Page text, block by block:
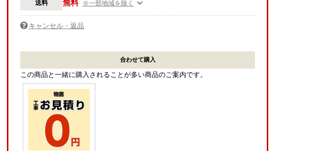
送料 無料 ※一部地域を除く
キャンセル・返品
合わせて購入
この商品と一緒に購入されることが多い商品のご案内です。